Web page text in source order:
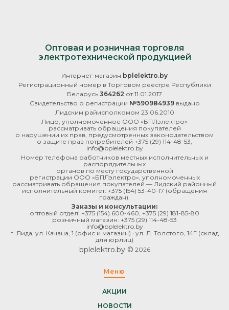
Оптовая и розничная торговля
электротехнической продукцией
Интернет-магазин bplelektro.by
Регистрационный номер в Торговом реестре Республики
Беларусь 364262 от 11.01.2017
Свидетельство о регистрации №590984939выдано
Лидским райисполкомом 23.06.2010
Лицо, уполномоченное ООО «БПЛэлектро»
рассматривать обращения покупателей
о нарушении их прав, предусмотренных законодательством
о защите прав потребителей +375 (29) 114-48-53
info@bplelektro.by
Номер телефона работников местных исполнительных и
распорядительных
органов по месту государственной
регистрации ООО «БПЛэлектро», уполномоченных
рассматривать обращения покупателей — Лидский районный
исполнительный комитет: +375 (154) 53-40-17 (обращения
граждан).
Заказы и консультации:
оптовый отдел: +375 (154) 600-460 +375 (29) 181-85-80
розничный магазин: +375 (29) 114-48-53
info@bplelektro.by
г. Лида, ул. Качана, 1 (офис и магазин) · ул. Л. Толстого, 14Г (склад
для юрлиц)
bplelektro.by © 2026
Меню
АКЦИИ
НОВОСТИ